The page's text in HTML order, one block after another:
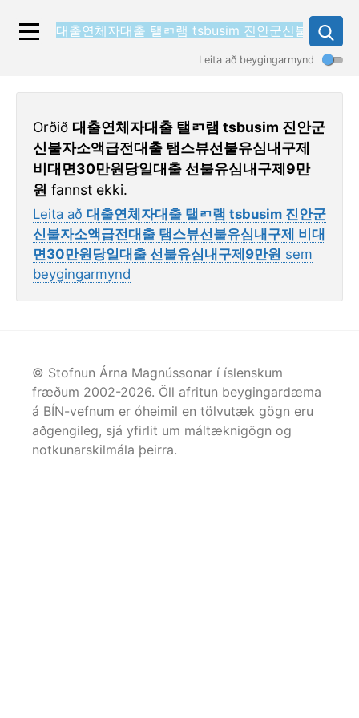
Leita að beygingarmynd
Orðið 대출연체자대출 탤ㄺ램 tsbusim 진안군
신불자소액급전대출 탬스뷰선불유심내구제
비대면30만원당일대출 선불유심내구제9만
원 fannst ekki.
Leita að 대출연체자대출 탤ㄺ램 tsbusim 진안군
신불자소액급전대출 탬스뷰선불유심내구제 비대
면30만원당일대출 선불유심내구제9만원 sem
beygingarmynd
© Stofnun Árna Magnússonar í íslenskum
fræðum 2002-2026. Öll afritun beygingardæma
á BÍN-vefnum er óheimil en tölvutæk gögn eru
aðgengileg, sjá yfirlit um máltæknigögn og
notkunarskilmála þeirra.